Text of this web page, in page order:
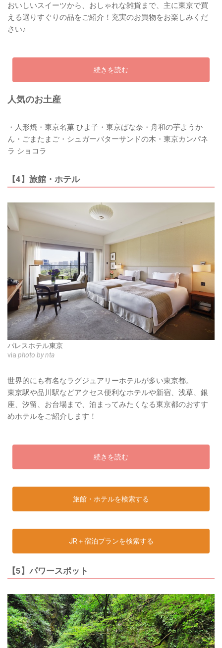
おいしいスイーツから、おしゃれな雑貨まで、主に東京で買
える選りすぐりの品をご紹介！充実のお買物をお楽しみくだ
さい♪
続きを読む
人気のお土産
・人形焼・東京名菓 ひよ子・東京ばな奈・舟和の芋ようか
ん・ごまたまご・シュガーバターサンドの木・東京カンパネ
ラ ショコラ
【4】旅館・ホテル
パレスホテル東京
via photo by nta
世界的にも有名なラグジュアリーホテルが多い東京都。
東京駅や品川駅などアクセス便利なホテルや新宿、浅草、銀
座、汐留、お台場まで、泊まってみたくなる東京都のおすす
めホテルをご紹介します！
続きを読む
旅館・ホテルを検索する
JR＋宿泊プランを検索する
【5】パワースポット